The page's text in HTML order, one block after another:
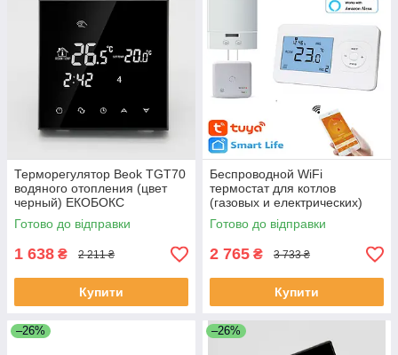
Терморегулятор Beok TGT70
водяного отопления (цвет
черный) ЕКОБОКС
Готово до відправки
1 638 ₴ 2 211 ₴
Купити
Беспроводной WiFi
термостат для котлов
(газовых и електрических)
Beok VT-3515 WiFi (AR-02
WIFI) Tuya Version ЕКОБОКС
Готово до відправки
2 765 ₴ 3 733 ₴
Купити
–26% –26%